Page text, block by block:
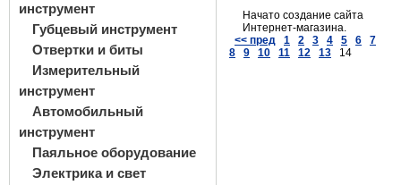
инструмент
Губцевый инструмент
Отвертки и биты
Измерительный
инструмент
Автомобильный
инструмент
Паяльное оборудование
Электрика и свет
Начато создание сайта
Интернет-магазина.
<< пред
1 2 3 4 5 6
7
8
9 10 11 12 13 14